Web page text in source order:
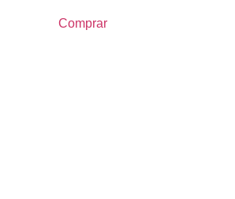
Comprar